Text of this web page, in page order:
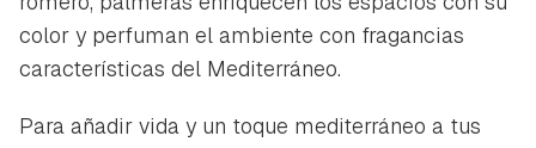
color y perfuman el ambiente con fragancias
características del Mediterráneo.
Para añadir vida y un toque mediterráneo a tus